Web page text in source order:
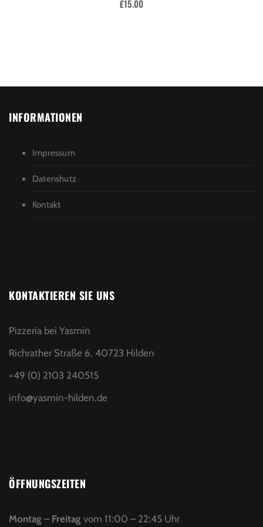
£15.00
INFORMATIONEN
Impressum
Datenshutz
Kontakt
KONTAKTIEREN SIE UNS
Pizzeria bei Yasmin
Richrather Straße 6, 40723 Hilden
+49 (0) 2103 240515
info@yasmin-hilden.de
ÖFFNUNGSZEITEN
Montag – Freitag vom 11:00 – 22:45 Uhr